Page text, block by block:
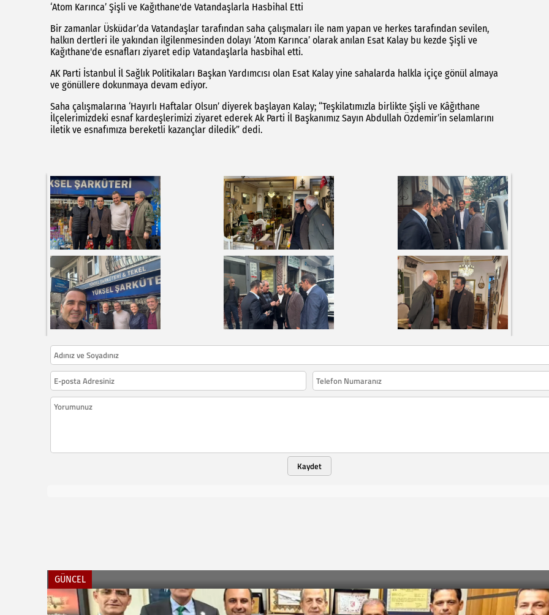
‘Atom Karınca’ Şişli ve Kağıthane'de Vatandaşlarla Hasbihal Etti
Bir zamanlar Üsküdar’da Vatandaşlar tarafından saha çalışmaları ile nam yapan ve herkes tarafından sevilen,
halkın dertleri ile yakından ilgilenmesinden dolayı ‘Atom Karınca’ olarak anılan Esat Kalay bu kezde Şişli ve
Kağıthane'de esnafları ziyaret edip Vatandaşlarla hasbihal etti.
AK Parti İstanbul İl Sağlık Politikaları Başkan Yardımcısı olan Esat Kalay yine sahalarda halkla içiçe gönül almaya
ve gönüllere dokunmaya devam ediyor.
Saha çalışmalarına ‘Hayırlı Haftalar Olsun’ diyerek başlayan Kalay; “Teşkilatımızla birlikte Şişli ve Kâğıthane
İlçelerimizdeki esnaf kardeşlerimizi ziyaret ederek Ak Parti İl Başkanımız Sayın Abdullah Özdemir’in selamlarını
iletik ve esnafımıza bereketli kazançlar diledik” dedi.
Kaydet
GÜNCEL